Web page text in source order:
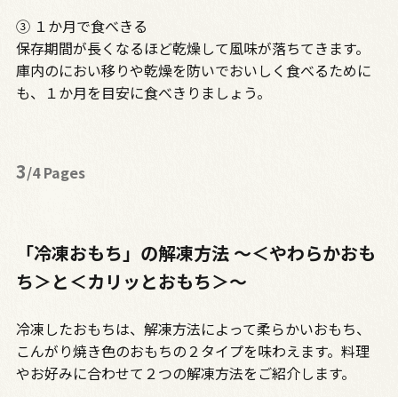
③ １か月で食べきる
保存期間が長くなるほど乾燥して風味が落ちてきます。
庫内のにおい移りや乾燥を防いでおいしく食べるために
も、１か月を目安に食べきりましょう。
3/4 Pages
「冷凍おもち」の解凍方法 ～＜やわらかおも
ち＞と＜カリッとおもち＞～
冷凍したおもちは、解凍方法によって柔らかいおもち、
こんがり焼き色のおもちの２タイプを味わえます。料理
やお好みに合わせて２つの解凍方法をご紹介します。